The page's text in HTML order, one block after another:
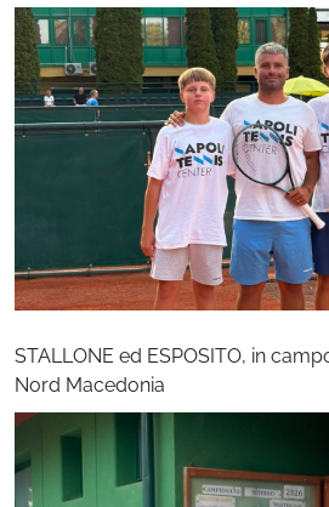
STALLONE ed ESPOSITO, in
Nord Macedonia